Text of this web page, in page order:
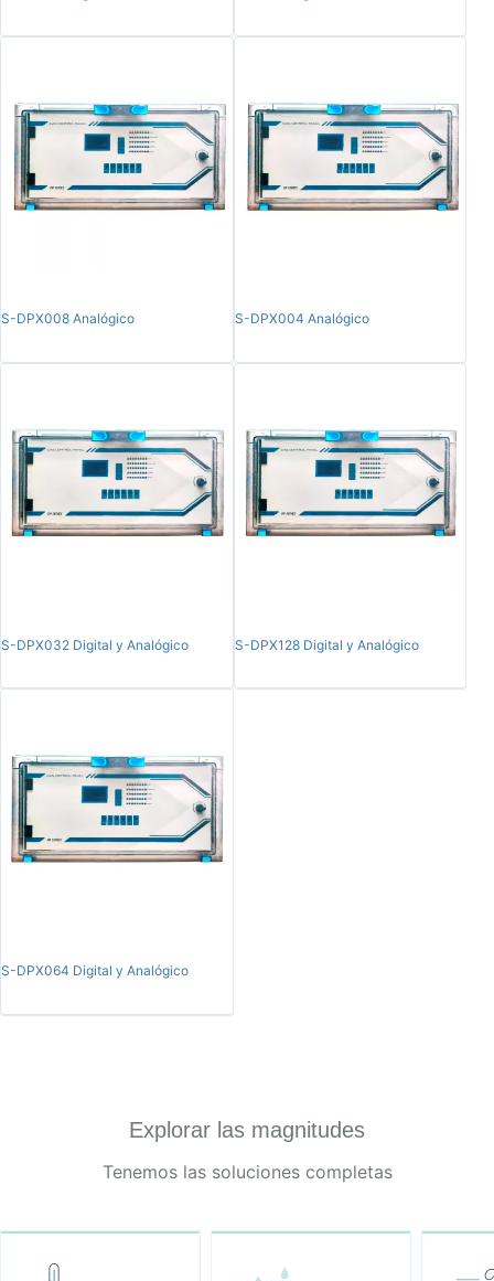
S-DPX008 Analógico S-DPX004 Analógico
S-DPX032 Digital y Analógico S-DPX128 Digital y Analógico
S-DPX064 Digital y Analógico
Explorar las magnitudes
Tenemos las soluciones completas